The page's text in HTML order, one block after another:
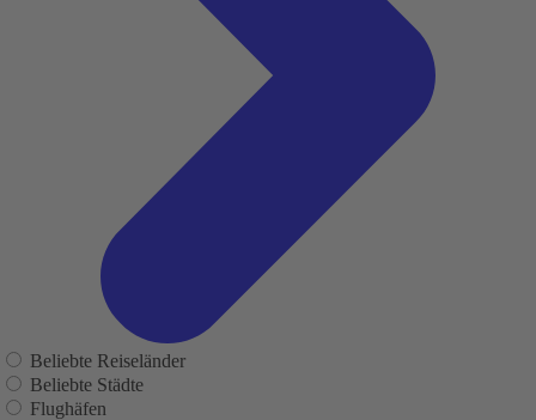
Beliebte Reiseländer
Beliebte Städte
Flughäfen